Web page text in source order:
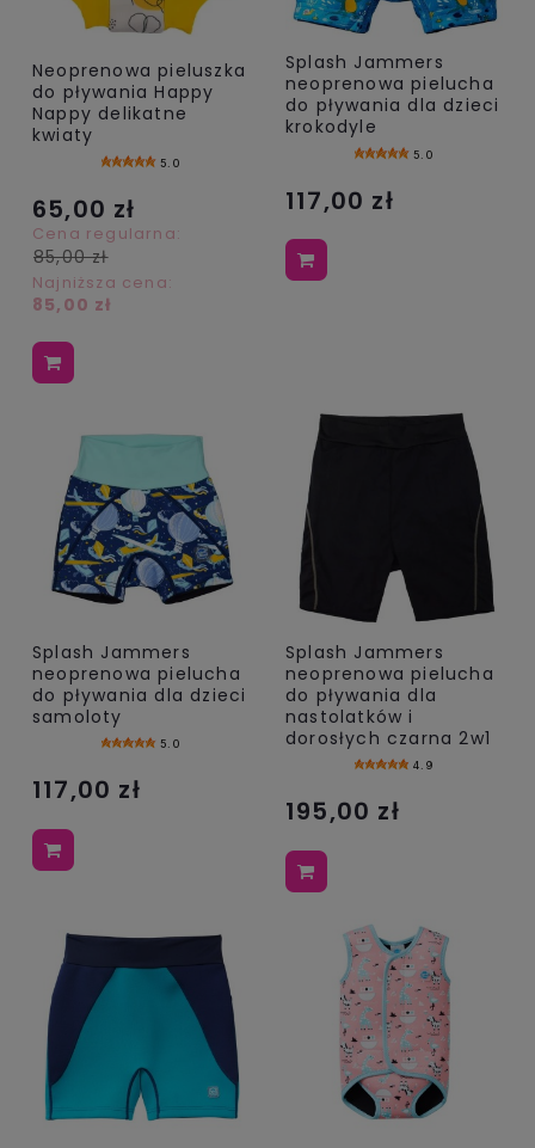
Neoprenowa pieluszka
do pływania Happy
Nappy delikatne
kwiaty
5.0
65,00 zł
Cena regularna:
85,00 zł
Najniższa cena:
85,00 zł
Splash Jammers
neoprenowa pielucha
do pływania dla dzieci
krokodyle
5.0
117,00 zł
Splash Jammers
neoprenowa pielucha
do pływania dla dzieci
samoloty
5.0
117,00 zł
Splash Jammers
neoprenowa pielucha
do pływania dla
nastolatków i
dorosłych czarna 2w1
4.9
195,00 zł